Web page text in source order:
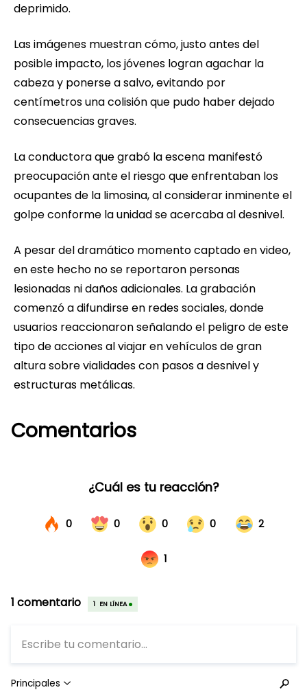
deprimido.
Las imágenes muestran cómo, justo antes del
posible impacto, los jóvenes logran agachar la
cabeza y ponerse a salvo, evitando por
centímetros una colisión que pudo haber dejado
consecuencias graves.
La conductora que grabó la escena manifestó
preocupación ante el riesgo que enfrentaban los
ocupantes de la limosina, al considerar inminente el
golpe conforme la unidad se acercaba al desnivel.
A pesar del dramático momento captado en video,
en este hecho no se reportaron personas
lesionadas ni daños adicionales. La grabación
comenzó a difundirse en redes sociales, donde
usuarios reaccionaron señalando el peligro de este
tipo de acciones al viajar en vehículos de gran
altura sobre vialidades con pasos a desnivel y
estructuras metálicas.
Comentarios